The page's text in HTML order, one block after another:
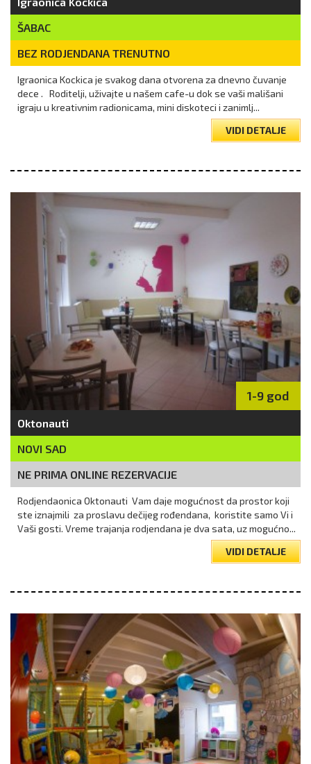
ŠABAC
BEZ RODJENDANA TRENUTNO
Igraonica Kockica je svakog dana otvorena za dnevno čuvanje
dece . Roditelji, uživajte u našem cafe-u dok se vaši mališani
igraju u kreativnim radionicama, mini diskoteci i zanimlj...
VIDI DETALJE
1-9 god
Oktonauti
NOVI SAD
NE PRIMA ONLINE REZERVACIJE
Rodjendaonica Oktonauti Vam daje mogućnost da prostor koji
ste iznajmili za proslavu dečijeg rođendana, koristite samo Vi i
Vaši gosti. Vreme trajanja rodjendana je dva sata, uz mogućno...
VIDI DETALJE